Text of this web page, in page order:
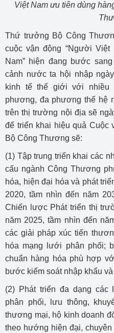
Việt Nam ưu tiên dùng
Thứ trưởng Bộ Công
cuộc vận động “Người
Nam” hiện đang bước
cảnh nước ta hội nhập
kinh tế thế giới với nhiều
phương, đa phương thế hệ
trên thị trường nội địa sẽ
để triển khai hiệu quả Cuộc
Bộ Công Thương sẽ:
(1) Tập trung triển khai các
cấu ngành Công Thương
hóa, hiện đại hóa và phát
2020, tầm nhìn đến năm
Chiến lược Phát triển thị
năm 2025, tầm nhìn đến
các giải pháp xúc tiến
hóa mạng lưới phân phối;
chuẩn hàng hóa phù hợp
bước kiểm soát nhập khẩu
(2) Phát triển đa dạng các
phân phối, lưu thông,
thương mại, hộ kinh doanh
theo hướng hiện đại,